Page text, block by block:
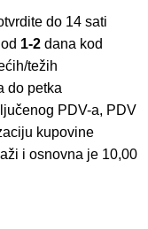
do 14 sati
1-2 dana kod
težih
do petka
PDV-a, PDV
kupovine
i osnovna je 10,00